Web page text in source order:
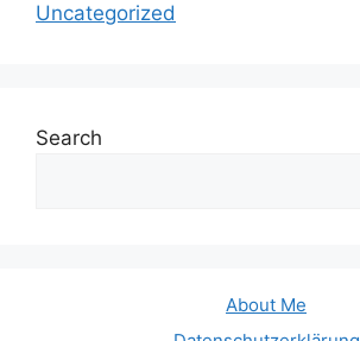
Uncategorized
Search
About Me